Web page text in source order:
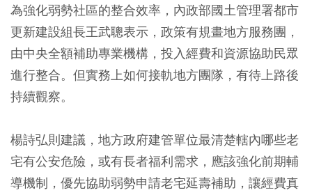
為強化弱勢社區的整合效率，內政部國土管理署都市
更新建設組長王武聰表示，政策有規畫地方服務團，
由中央全額補助專業機構，投入經費和資源協助民眾
進行整合。但實務上如何接軌地方團隊，有待上路後
持續觀察。
楊詩弘則建議，地方政府建管單位最清楚轄內哪些老
宅有公安危險，或有長者福利需求，應該強化前期輔
導機制，優先協助弱勢申請老宅延壽補助，讓經費真